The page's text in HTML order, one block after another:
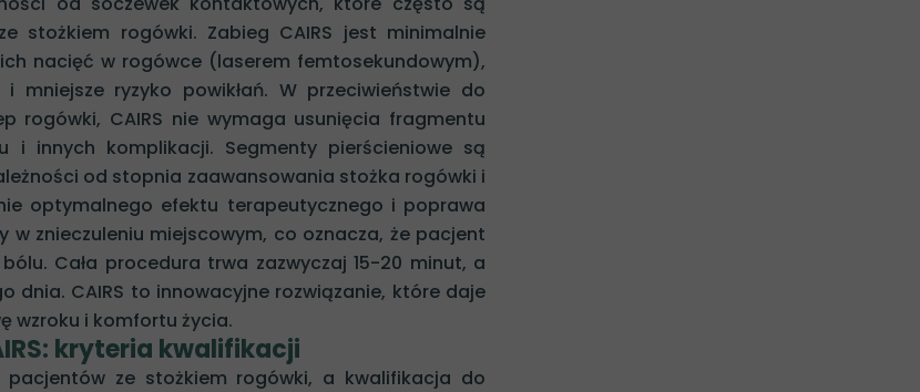
stożkiem rogówki. Zabieg CAIRS jest minimalnie
nacięć w rogówce (laserem femtosekundowym),
ryzyko powikłań. W przeciwieństwie do
rogówki, CAIRS nie wymaga usunięcia fragmentu
i innych komplikacji. Segmenty pierścieniowe są
od stopnia zaawansowania stożka rogówki i
optymalnego efektu terapeutycznego i poprawa
w znieczuleniu miejscowym, co oznacza, że pacjent
Cała procedura trwa zazwyczaj 15-20 minut, a
CAIRS to innowacyjne rozwiązanie, które daje
wzroku i komfortu życia.
kryteria kwalifikacji
ze stożkiem rogówki, a kwalifikacja do